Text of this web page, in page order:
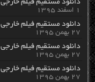
دانلود مستقیم فیلم خارجی John Wick: Chapter 2 2017 از سرور سایت
۱ اسفند ۱۳۹۵
دانلود مستقیم فیلم خارجی Cross Wars 2017 از سرور سایت
۲۷ بهمن ۱۳۹۵
دانلود مستقیم فیلم خارجی Fifty Shades Darker 2017 از سرور سایت
۲۷ بهمن ۱۳۹۵
دانلود مستقیم فیلم خارجی From Straight As 2017 از سرور سایت
۲۷ بهمن ۱۳۹۵